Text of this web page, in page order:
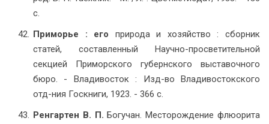
с.
Приморье : его природа и хозяйство : сборник
статей, составленный Научно-просветительной
секцией Приморского губернского выставочного
бюро. - Владивосток : Изд-во Владивостокского
отд-ния Госкниги, 1923. - 366 с.
Ренгартен В. П.Богучан. Месторождение флюорита